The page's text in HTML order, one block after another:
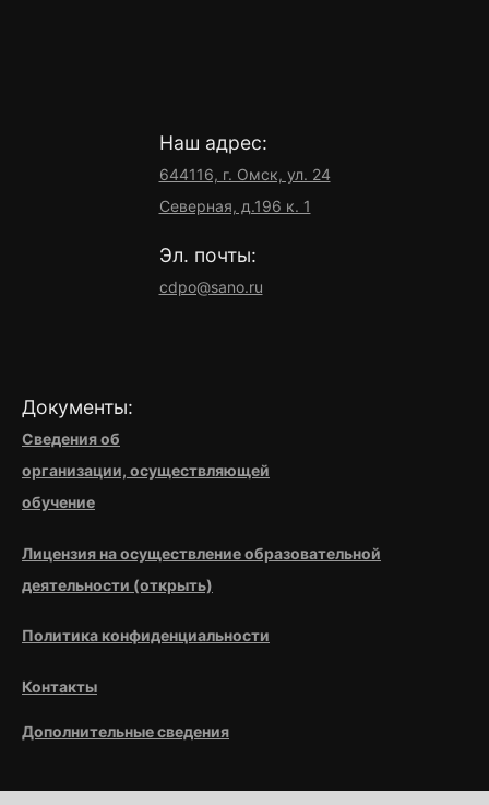
Наш адрес:
644116, г. Омск, ул. 24
Северная, д.196 к. 1
Эл. почты:
cdpo@sano.ru
Документы:
Сведения об
организации, осуществляющей
обучение
Лицензия на осуществление образовательной
деятельности (открыть)
Политика конфиденциальности
Контакты
Дополнительные сведения